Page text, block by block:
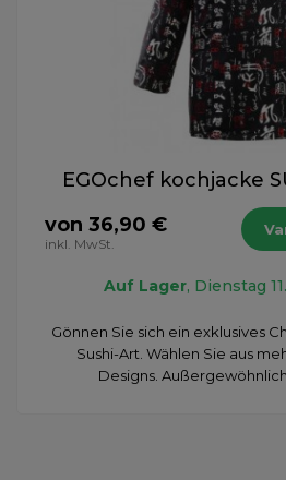
EGOchef kochjacke
von 36,90 €
inkl. MwSt.
Auf Lager, Dienstag
Gönnen Sie sich ein exklusives
Sushi-Art. Wählen Sie aus
Designs. Außergewöhnlich